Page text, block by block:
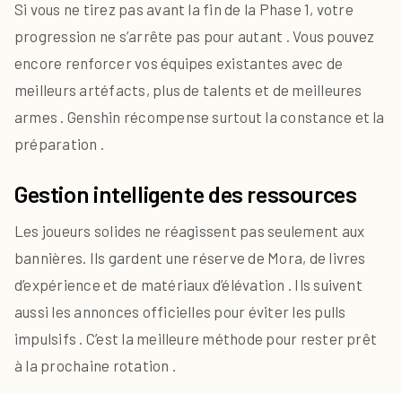
Si vous ne tirez pas avant la fin de la Phase 1, votre
progression ne s’arrête pas pour autant . Vous pouvez
encore renforcer vos équipes existantes avec de
meilleurs artéfacts, plus de talents et de meilleures
armes . Genshin récompense surtout la constance et la
préparation .
Gestion intelligente des ressources
Les joueurs solides ne réagissent pas seulement aux
bannières. Ils gardent une réserve de Mora, de livres
d’expérience et de matériaux d’élévation . Ils suivent
aussi les annonces officielles pour éviter les pulls
impulsifs . C’est la meilleure méthode pour rester prêt
à la prochaine rotation .